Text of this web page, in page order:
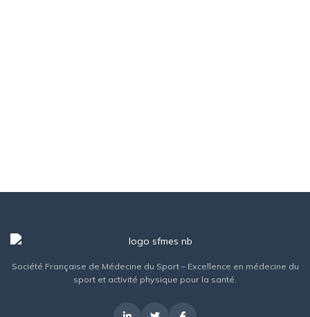
Société Française de Médecine du Sport – Excellence en médecine du
sport et activité physique pour la santé.